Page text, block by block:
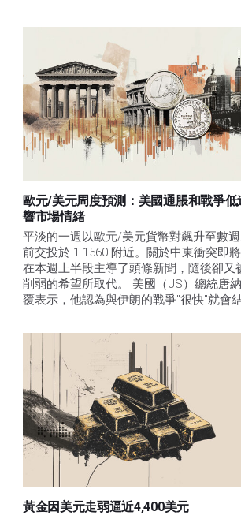
歐元/美元周度預測：美國通脹和戰爭
響市場情緒
平淡的一週以歐元/美元貨幣對飆升至數
前交投於 1.1560 附近。關於中東衝突即
在本週上半段主導了頭條新聞，隨後卻又
削弱的希望所取代。 美國（US）總統唐
覆表示，他認為與伊朗的戰爭"很快"就會結
黃金因美元走弱逼近4,400美元